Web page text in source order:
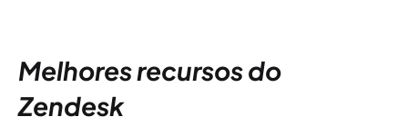
Melhores recursos do
Zendesk